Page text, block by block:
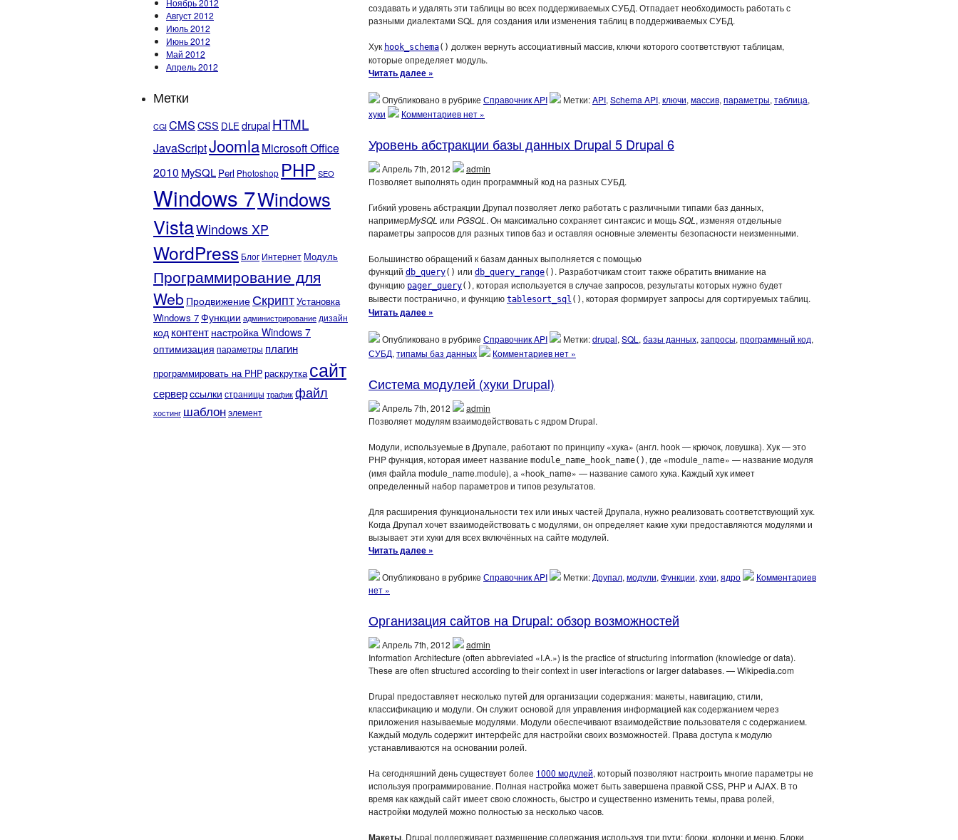
Ноябрь 2012
Август 2012
Июль 2012
Июнь 2012
Май 2012
Апрель 2012
Метки
CGI CMSCSS DLE drupalHTML
JavaScriptJoomlaMicrosoft Office
2010 MySQL Perl Photoshop PHP SEO
Windows 7Windows
VistaWindows XP
WordPress Блог Интернет Модуль
Программирование для
Web Продвижение СкриптУстановка
Windows 7Функции администрирование дизайн
код контент настройка Windows 7
оптимизация параметры плагин
программировать на PHPраскрутка сайт
серверссылки страницы трафик файл
хостинг шаблонэлемент
создавать и удалять эти таблицы во всех поддерживаемых СУБД. Отпадает необходимость работать с
разными диалектами SQL для создания или изменения таблиц в поддерживаемых СУБД.
Хук hook_schema() должен вернуть ассоциативный массив, ключи которого соответствуют таблицам,
которые определяет модуль.
Читать далее »
Опубликовано в рубрике Справочник API Метки:API, Schema API, ключи, массив, параметры, таблица,
хуки
Комментариев нет »
Уровень абстракции базы данных Drupal 5 Drupal 6
Апрель 7th, 2012
admin
Позволяет выполнять один программный код на разных СУБД.
Гибкий уровень абстракции Друпал позволяет легко работать с различными типами баз данных,
напримерMySQL или PGSQL . Он максимально сохраняет синтаксис и мощьSQL , изменяя отдельные
параметры запросов для разных типов баз и оставляя основные элементы безопасности неизменными.
Большинство обращений к базам данных выполняется с помощью
функций db_query() или db_query_range() . Разработчикам стоит также обратить внимание на
функцию pager_query() , которая используется в случае запросов, результаты которых нужно будет
вывести постранично, и функцию tablesort_sql () , которая формирует запросы для сортируемых таблиц.
Читать далее »
Опубликовано в рубрике Справочник API Метки:drupal, SQL , базы данных, запросы, программный код,
СУБД, типамы баз данных Комментариев нет »
Система модулей (хуки Drupal)
Апрель 7th, 2012
admin
Позволяет модулям взаимодействовать с ядром Drupal.
Модули, используемые в Друпале, работают по принципу «хука» (англ. hook — крючок, ловушка). Хук — это
PHP функция, которая имеет название module_name_hook_name() , где «module_name» — название модуля
(имя файла module_name.module), а «hook_name» — название самого хука. Каждый хук имеет
определенный набор параметров и типов результатов.
Для расширения функциональности тех или иных частей Друпала, нужно реализовать соответствующий хук.
Когда Друпал хочет взаимодействовать с модулями, он определяет какие хуки предоставляются модулями и
вызывает эти хуки для всех включённых на сайте модулей.
Читать далее »
Опубликовано в рубрике Справочник API Метки: Друпал, модули, Функции, хуки, ядро
Комментариев
нет »
Организация сайтов на Drupal: обзор возможностей
Апрель 7th, 2012
admin
Information Architecture (often abbreviated «I.A.») is the practice of structuring information (knowledge or data).
These are often structured according to their context in user interactions or larger databases. — Wikipedia.com
Drupal предоставляет несколько путей для организации содержания: макеты, навигацию, стили,
классификацию и модули. Он служит основой для управления информацией как содержанием через
приложения называемые модулями. Модули обеспечивают взаимодействие пользователя с содержанием.
Каждый модуль содержит интерфейс для настройки своих возможностей. Права доступа к модулю
устанавливаются на основании ролей.
На сегодняшний день существует более 1000 модулей, который позволяют настроить многие параметры не
используя программирование. Полная настройка может быть завершена правкой CSS, PHP и AJAX. В то
время как каждый сайт имеет свою сложность, быстро и существенно изменить темы, права ролей,
настройки модулей можно полностью за несколько часов.
Макеты. Drupal поддерживает размещение содержания используя три пути: блоки, колонки и меню. Блоки